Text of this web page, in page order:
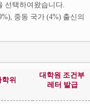
선택하여왔습니다.
중동 국가 (4%) 출신의
위
대학원 조건부
레터 발급